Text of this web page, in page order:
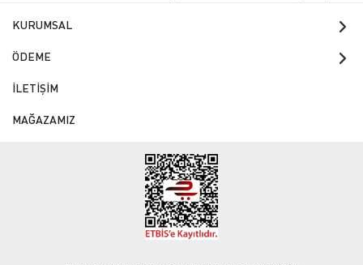
KURUMSAL
ÖDEME
İLETİŞİM
MAĞAZAMIZ